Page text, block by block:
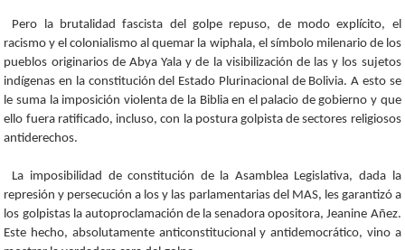
Pero la brutalidad fascista del golpe repuso, de modo explícito, el
racismo y el colonialismo al quemar la wiphala, el símbolo milenario de los
pueblos originarios de Abya Yala y de la visibilización de las y los sujetos
indígenas en la constitución del Estado Plurinacional de Bolivia. A esto se
le suma la imposición violenta de la Biblia en el palacio de gobierno y que
ello fuera ratificado, incluso, con la postura golpista de sectores religiosos
antiderechos.
La imposibilidad de constitución de la Asamblea Legislativa, dada la
represión y persecución a los y las parlamentarias del MAS, les garantizó a
los golpistas la autoproclamación de la senadora opositora, Jeanine Añez.
Este hecho, absolutamente anticonstitucional y antidemocrático, vino a